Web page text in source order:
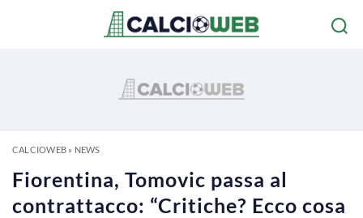
CALCIOWEB» NEWS
Fiorentina, Tomovic passa al
contrattacco: “Critiche? Ecco cosa